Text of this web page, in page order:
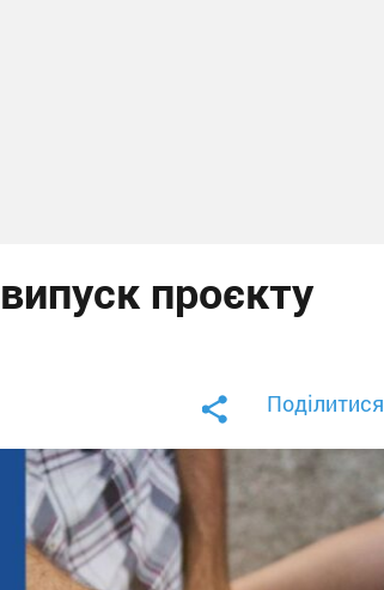
проєкту
Поділитися